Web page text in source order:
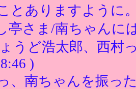
とありますように
亭さま/南ちゃんに
うど浩太郎、西村
)
、南ちゃんを振っ